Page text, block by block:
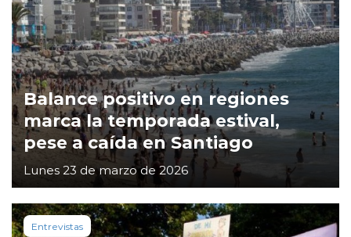
Balance positivo en regiones
marca la temporada estival,
pese a caída en Santiago
Lunes 23 de marzo de 2026
Entrevistas